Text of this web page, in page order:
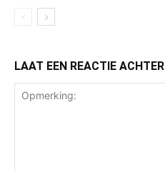
LAAT EEN REACTIE ACHTER